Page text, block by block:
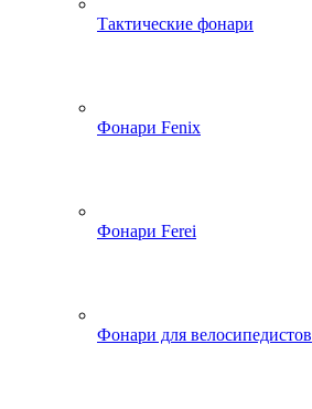
Тактические фонари
Фонари Fenix
Фонари Ferei
Фонари для велосипедистов